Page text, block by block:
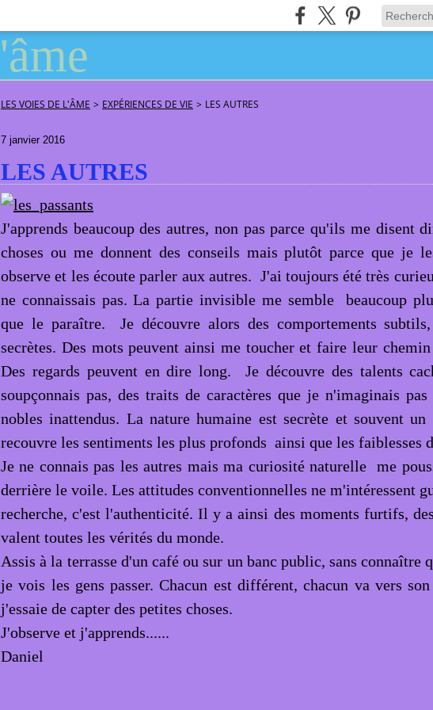
LES VOIES DE L'ÂME > EXPÉRIENCES DE VIE > LES AUTRES
7 janvier 2016
LES AUTRES
J'apprends beaucoup des autres, non pas parce qu'ils me disent
choses ou me donnent des conseils mais plutôt parce que je
observe et les écoute parler aux autres. J'ai toujours été très
ne connaissais pas. La partie invisible me semble beaucoup
que le paraître. Je découvre alors des comportements
secrètes. Des mots peuvent ainsi me toucher et faire leur
Des regards peuvent en dire long. Je découvre des talents
soupçonnais pas, des traits de caractères que je n'imaginais pas
nobles inattendus. La nature humaine est secrète et souvent
recouvre les sentiments les plus profonds ainsi que les faiblesses
Je ne connais pas les autres mais ma curiosité naturelle me
derrière le voile. Les attitudes conventionnelles ne m'intéressent
recherche, c'est l'authenticité. Il y a ainsi des moments furtifs,
valent toutes les vérités du monde.
Assis à la terrasse d'un café ou sur un banc public, sans connaître
je vois les gens passer. Chacun est différent, chacun va vers
j'essaie de capter des petites choses.
J'observe et j'apprends......
Daniel